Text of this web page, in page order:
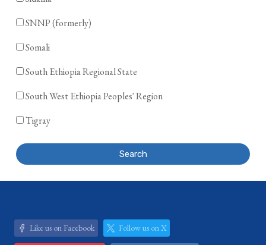
SNNP (formerly)
Somali
South Ethiopia Regional State
South West Ethiopia Peoples' Region
Tigray
Search
Like us on Facebook Follow us on X